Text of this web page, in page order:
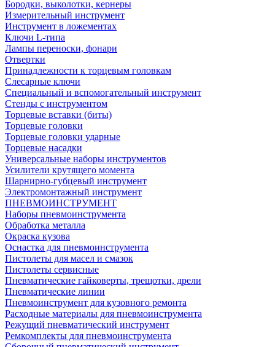
Бородки, выколотки, кернеры
Измерительный инструмент
Инструмент в ложементах
Ключи L-типа
Лампы переноски, фонари
Отвертки
Принадлежности к торцевым головкам
Слесарные ключи
Специальный и вспомогательный инструмент
Стенды с инструментом
Торцевые вставки (биты)
Торцевые головки
Торцевые головки ударные
Торцевые насадки
Универсальные наборы инструментов
Усилители крутящего момента
Шарнирно-губцевый инструмент
Электромонтажный инструмент
ПНЕВМОИНСТРУМЕНТ
Наборы пневмоинструмента
Обработка металла
Окраска кузова
Оснастка для пневмоинструмента
Пистолеты для масел и смазок
Пистолеты сервисные
Пневматические гайковерты, трещотки, дрели
Пневматические линии
Пневмоинструмент для кузовного ремонта
Расходные материалы для пневмоинструмента
Режущий пневматический инструмент
Ремкомплекты для пневмоинструмента